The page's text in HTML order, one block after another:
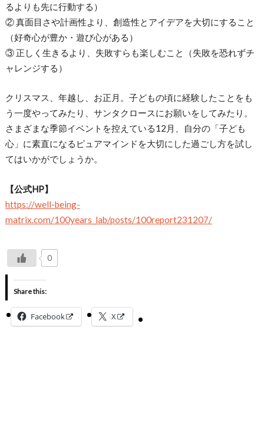
るよりも先に行動する）
② 真面目さや計画性より、創造性とアイデアを大切にすること
（好奇心が豊か・遊び心がある）
③ 正しく生きるより、失敗すらも楽しむこと（失敗を恐れずチ
ャレンジする）
クリスマス、年越し、お正月。子どもの頃に経験したことをも
う一度やってみたり、サンタクロースにお願いをしてみたり。
さまざまな季節イベントを控えている12月、自分の「子ども
心」に素直になるピュアマインドを大切にした過ごし方を試し
てはいかがでしょうか。
【公式HP】
https://well-being-
matrix.com/100years_lab/posts/100report231207/
0
Share this:
Facebook X